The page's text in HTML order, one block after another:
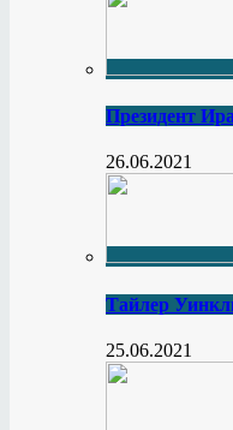
Президент
26.06.2021
Тайлер
25.06.2021